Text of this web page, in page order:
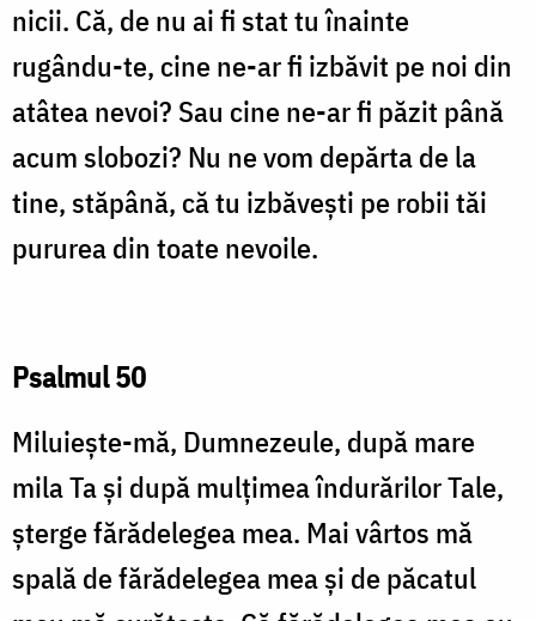
nicii. Că, de nu ai fi stat tu îna­inte
rugându-te, cine ne-ar fi izbăvit pe noi din
atâtea nevoi? Sau cine ne-ar fi păzit până
acum slobozi? Nu ne vom depărta de la
tine, stăpână, că tu izbă­vești pe robii tăi
pururea din toate nevoile.
Psalmul 50
Miluieşte-mă, Dumnezeule, după mare
mila Ta și după mulţimea îndurărilor Tale,
şterge fărădelegea mea. Mai vârtos mă
spală de fărădelegea mea şi de păcatul